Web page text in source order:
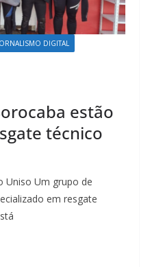
DIGITAL
estão
técnico
Uniso Um grupo de
em resgate